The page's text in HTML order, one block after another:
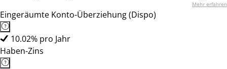
Mehr erfahren
Eingeräumte Konto-Überziehung (Dispo)
10.02% pro Jahr
Haben-Zins